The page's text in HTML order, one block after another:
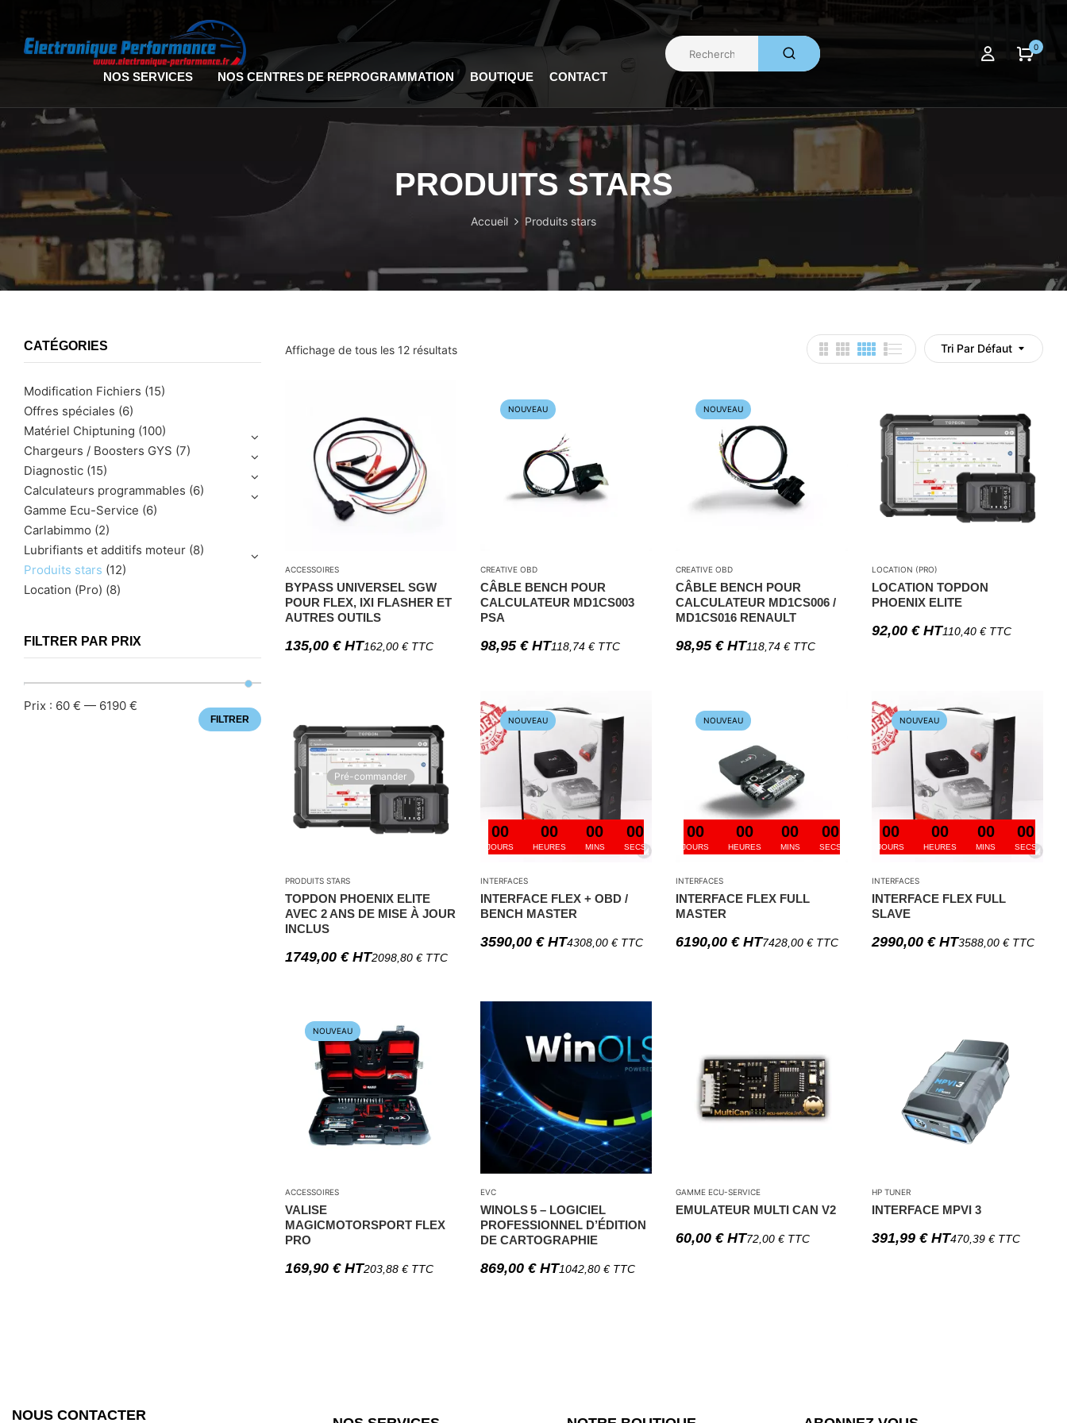
NOS SERVICES NOS CENTRES DE REPROGRAMMATION BOUTIQUE CONTACT
0
PRODUITS STARS
Accueil Produits stars
CATÉGORIES
Modification Fichiers (15)
Offres spéciales (6)
Matériel Chiptuning (100)
Chargeurs / Boosters GYS (7)
Diagnostic (15)
Calculateurs programmables (6)
Gamme Ecu-Service (6)
Carlabimmo (2)
Lubrifiants et additifs moteur (8)
Produits stars (12)
Location (Pro) (8)
FILTRER PAR PRIX
FILTRER
Prix : 60 € — 6190 €
Tri Par Défaut
Affichage de tous les 12 résultats
ACCESSOIRES
BYPASS UNIVERSEL SGW
POUR FLEX, IXI FLASHER ET
AUTRES OUTILS
135,00 €HT162,00 €TTC
NOUVEAU
CREATIVE OBD
CÂBLE BENCH POUR
CALCULATEUR MD1CS003
PSA
98,95 €HT118,74 €TTC
NOUVEAU
CREATIVE OBD
CÂBLE BENCH POUR
CALCULATEUR MD1CS006 /
MD1CS016 RENAULT
98,95€HT118,74€TTC
LOCATION (PRO)
LOCATION TOPDON
PHOENIX ELITE
92,00 €HT110,40 €TTC
Pré-commander
PRODUITS STARS
TOPDON PHOENIX ELITE
AVEC 2 ANS DE MISE À JOUR
INCLUS
1749,00 €HT2098,80 €TTC
NOUVEAU
00
JOURS
00
HEURES
00
MINS
00
SECS
INTERFACES
INTERFACE FLEX + OBD /
BENCH MASTER
3590,00 €HT4308,00 €TTC
NOUVEAU
00
JOURS
00
HEURES
00
MINS
00
SECS
INTERFACES
INTERFACE FLEX FULL
MASTER
6190,00€HT7428,00€TTC
NOUVEAU
00
JOURS
00
HEURES
00
MINS
00
SECS
INTERFACES
INTERFACE FLEX FULL
SLAVE
2990,00 €HT3588,00 €TTC
NOUVEAU
ACCESSOIRES
VALISE
MAGICMOTORSPORT FLEX
PRO
169,90 €HT203,88 €TTC
EVC
WINOLS 5 – LOGICIEL
PROFESSIONNEL D’ÉDITION
DE CARTOGRAPHIE
869,00 €HT1042,80 €TTC
GAMME ECU-SERVICE
EMULATEUR MULTI CAN V2
60,00€HT72,00€TTC
HP TUNER
INTERFACE MPVI 3
391,99 €HT470,39 €TTC
NOUS CONTACTER